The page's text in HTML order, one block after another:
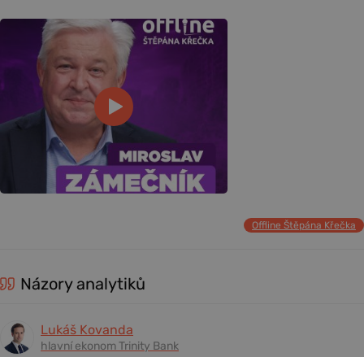
Offline Štěpána Křečka
Názory analytiků
Lukáš Kovanda
hlavní ekonom Trinity Bank